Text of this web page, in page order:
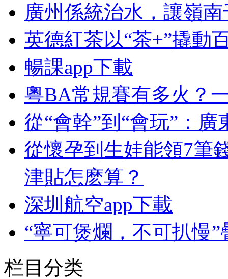
廣州係統治水，讓嶺
英德紅茶以“茶+”撬動
暢課app下載
粵BA常規賽有多火？
從“會幹”到“會玩”：
從懷孕到生娃能領7筆
津貼怎麽算？
深圳航空app下載
“寧可煲爛，不可扒慢
栏目分类